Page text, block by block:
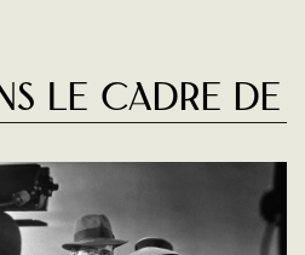
le cadre de